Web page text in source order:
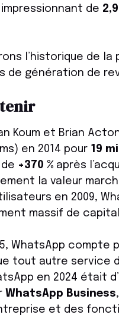
de
l’historique de
de génération de
Koum et Brian
en 2014 pour 19
+370 % après
la valeur
en 2009,
massif de
WhatsApp compte
tout autre service
en 2024 était
WhatsApp Business
et des